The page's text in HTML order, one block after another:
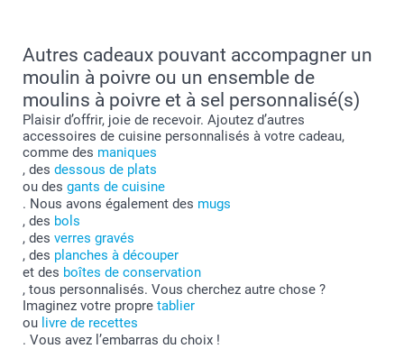
Autres cadeaux pouvant accompagner un
moulin à poivre ou un ensemble de
moulins à poivre et à sel personnalisé(s)
Plaisir d’offrir, joie de recevoir. Ajoutez d’autres
accessoires de cuisine personnalisés à votre cadeau,
comme des maniques
, des dessous de plats
ou des gants de cuisine
. Nous avons également des mugs
, des bols
, des verres gravés
, des planches à découper
et des boîtes de conservation
, tous personnalisés. Vous cherchez autre chose ?
Imaginez votre propre tablier
ou livre de recettes
. Vous avez l’embarras du choix !